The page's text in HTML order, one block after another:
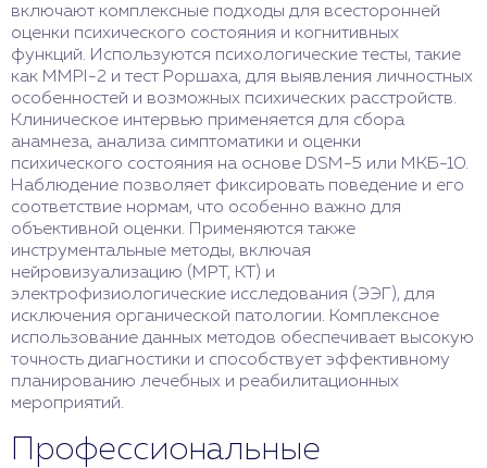
включают комплексные подходы для всесторонней
оценки психического состояния и когнитивных
функций. Используются психологические тесты, такие
как MMPI-2 и тест Роршаха, для выявления личностных
особенностей и возможных психических расстройств.
Клиническое интервью применяется для сбора
анамнеза, анализа симптоматики и оценки
психического состояния на основе DSM-5 или МКБ-10.
Наблюдение позволяет фиксировать поведение и его
соответствие нормам, что особенно важно для
объективной оценки. Применяются также
инструментальные методы, включая
нейровизуализацию (МРТ, КТ) и
электрофизиологические исследования (ЭЭГ), для
исключения органической патологии. Комплексное
использование данных методов обеспечивает высокую
точность диагностики и способствует эффективному
планированию лечебных и реабилитационных
мероприятий.
Профессиональные